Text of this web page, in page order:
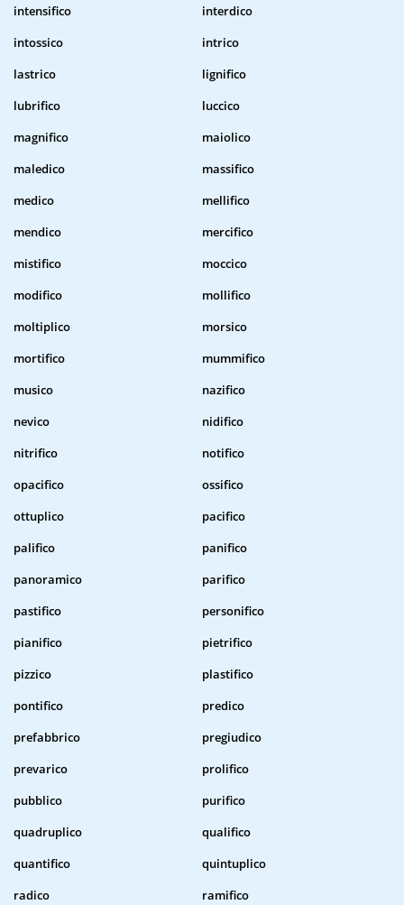
intensifico
interdico
intossico
intrico
lastrico
lignifico
lubrifico
luccico
magnifico
maiolico
maledico
massifico
medico
mellifico
mendico
mercifico
mistifico
moccico
modifico
mollifico
moltiplico
morsico
mortifico
mummifico
musico
nazifico
nevico
nidifico
nitrifico
notifico
opacifico
ossifico
ottuplico
pacifico
palifico
panifico
panoramico
parifico
pastifico
personifico
pianifico
pietrifico
pizzico
plastifico
pontifico
predico
prefabbrico
pregiudico
prevarico
prolifico
pubblico
purifico
quadruplico
qualifico
quantifico
quintuplico
radico
ramifico